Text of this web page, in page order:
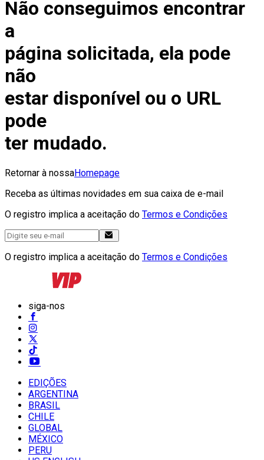
Não conseguimos encontrar
a
página solicitada, ela pode
não
estar disponível ou o URL
pode
ter mudado.
Retornar à nossaHomepage
Receba as últimas novidades em sua caixa de e-mail
O registro implica a aceitação do Termos e Condições
O registro implica a aceitação do Termos e Condições
siga-nos
EDIÇÕES
ARGENTINA
BRASIL
CHILE
GLOBAL
MÉXICO
PERU